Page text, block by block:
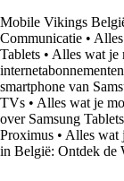
Mobile Vikings
Communicatie •
Tablets • Alles wat je
smartphone van
TVs • Alles wat je
over Samsung Tablets
Proximus • Alles wat
in België: Ontdek de